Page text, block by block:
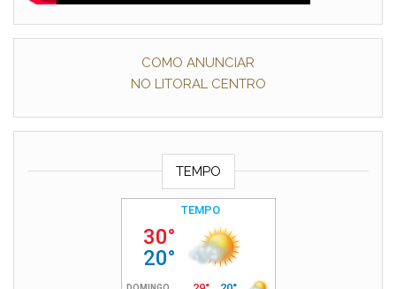
COMO ANUNCIAR
NO LITORAL CENTRO
TEMPO